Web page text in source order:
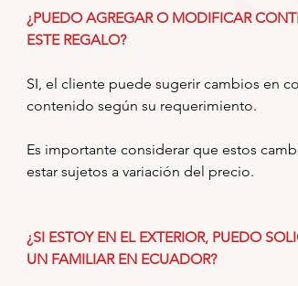
¿PUEDO AGREGAR O MODIFICAR
ESTE REGALO?
SI, el cliente puede sugerir cambios en
contenido según su requerimiento.
Es importante considerar que estos
estar sujetos a variación del precio.
¿SI ESTOY EN EL EXTERIOR, PUEDO
UN FAMILIAR EN ECUADOR?